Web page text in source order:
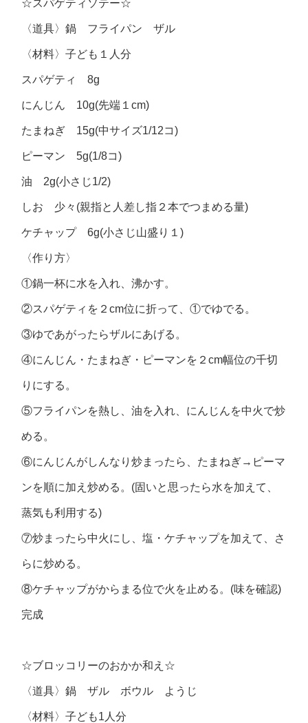
☆スパゲティソテー☆
〈道具〉鍋 フライパン ザル
〈材料〉子ども１人分
スパゲティ 8g
にんじん 10g(先端１cm)
たまねぎ 15g(中サイズ1/12コ)
ピーマン 5g(1/8コ)
油 2g(小さじ1/2)
しお 少々(親指と人差し指２本でつまめる量)
ケチャップ 6g(小さじ山盛り１)
〈作り方〉
①鍋一杯に水を入れ、沸かす。
②スパゲティを２cm位に折って、①でゆでる。
③ゆであがったらザルにあげる。
④にんじん・たまねぎ・ピーマンを２cm幅位の千切
りにする。
⑤フライパンを熱し、油を入れ、にんじんを中火で炒
める。
⑥にんじんがしんなり炒まったら、たまねぎ→ピーマ
ンを順に加え炒める。(固いと思ったら水を加えて、
蒸気も利用する)
⑦炒まったら中火にし、塩・ケチャップを加えて、さ
らに炒める。
⑧ケチャップがからまる位で火を止める。(味を確認)
完成
☆ブロッコリーのおかか和え☆
〈道具〉鍋 ザル ボウル ようじ
〈材料〉子ども1人分